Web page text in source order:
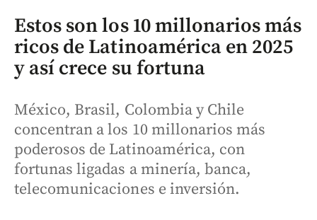
Estos son los 10 millonarios más
ricos de Latinoamérica en 2025
y así crece su fortuna
México, Brasil, Colombia y Chile
concentran a los 10 millonarios más
poderosos de Latinoamérica, con
fortunas ligadas a minería, banca,
telecomunicaciones e inversión.